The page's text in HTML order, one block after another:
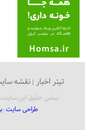
تیتر اخبار نقشه
تمامی حقوق این سایت
طراحی سایت،